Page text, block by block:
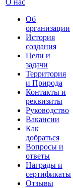
О нас
Об
организации
История
создания
Цели и
задачи
Территория
и Природа
Контакты и
реквизиты
Руководство
Вакансии
Как
добраться
Вопросы и
ответы
Награды и
сертификаты
Отзывы